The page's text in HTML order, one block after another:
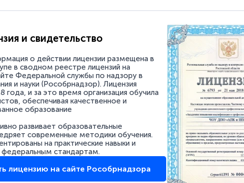
и свидетельство
о действии лицензии размещена в
в сводном реестре лицензий на
Федеральной службы по надзору в
и науки (Рособрнадзор). Лицензия
года, и за это время организация обучила
обеспечивая качественное и
образование
развивает образовательные
современные методики обучения.
на практические навыки и
стандартам.
лицензию на сайте Рособрнадзора